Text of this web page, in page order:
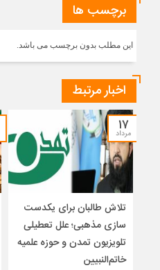
برچسب ها
این مطلب بدون برچسب می باشد.
اخبار مرتبط
۱۷
مرداد
تلاش طالبان برای یکدست
سازی مذهبی؛ علل تعطیلی
تلویزیون تمدن و حوزه علمیه
خاتم‌النبیین